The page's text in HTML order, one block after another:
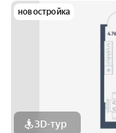
новостройка
3D-тур